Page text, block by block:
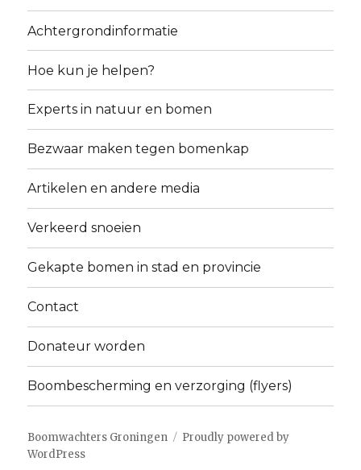
Achtergrondinformatie
Hoe kun je helpen?
Experts in natuur en bomen
Bezwaar maken tegen bomenkap
Artikelen en andere media
Verkeerd snoeien
Gekapte bomen in stad en provincie
Contact
Donateur worden
Boombescherming en verzorging (flyers)
Boomwachters Groningen
Proudly powered by
WordPress